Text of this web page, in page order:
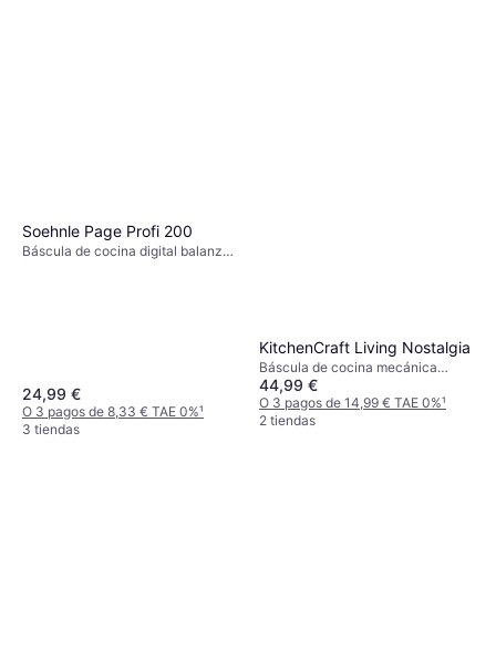
Soehnle Page Profi 200
Báscula de cocina digital balanza
24,99 €
O 3 pagos de 8,33 € TAE 0%¹
3 tiendas
KitchenCraft Living Nostalgia
Báscula de cocina mecánica
balanza de cocina, Apto para
lavavajillas, Peso (máximo) 4kg,
Otras unidades de medida: Onza
44,99 €
O 3 pagos de 14,99 € TAE 0%¹
2 tiendas